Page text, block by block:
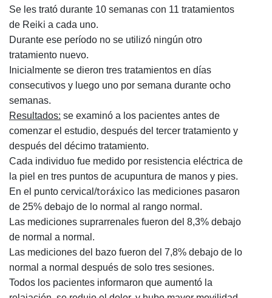
Se les trató durante 10 semanas con 11 tratamientos
de Reiki a cada uno.
Durante ese período no se utilizó ningún otro
tratamiento nuevo.
Inicialmente se dieron tres tratamientos en días
consecutivos y luego uno por semana durante ocho
semanas.
Resultados: se examinó a los pacientes antes de
comenzar el estudio, después del tercer tratamiento y
después del décimo tratamiento.
Cada individuo fue medido por resistencia eléctrica de
la piel en tres puntos de acupuntura de manos y pies.
En el punto cervical/toráxico las mediciones pasaron
de 25% debajo de lo normal al rango normal.
Las mediciones suprarrenales fueron del 8,3% debajo
de normal a normal.
Las mediciones del bazo fueron del 7,8% debajo de lo
normal a normal después de solo tres sesiones.
Todos los pacientes informaron que aumentó la